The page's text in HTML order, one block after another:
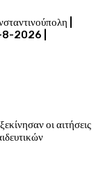
|
8-2026 |
οι αιτήσεις